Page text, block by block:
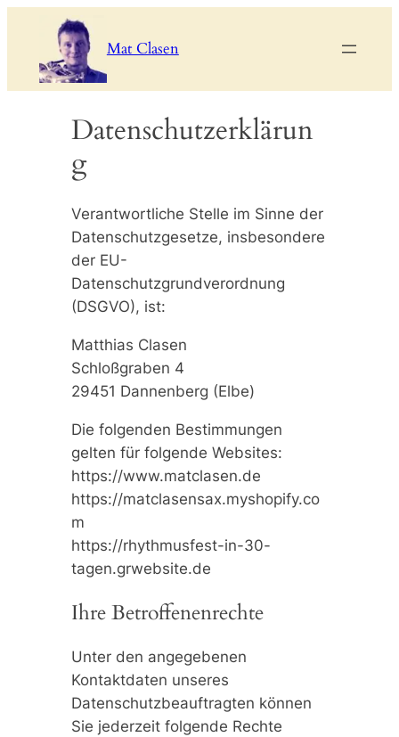
springen
Mat Clasen
Datenschutzerklärun
g
Verantwortliche Stelle im Sinne der
Datenschutzgesetze, insbesondere
der EU-
Datenschutzgrundverordnung
(DSGVO), ist:
Matthias Clasen
Schloßgraben 4
29451 Dannenberg (Elbe)
Die folgenden Bestimmungen
gelten für folgende Websites:
https://www.matclasen.de
https://matclasensax.myshopify.co
m
https://rhythmusfest-in-30-
tagen.grwebsite.de
Ihre Betroffenenrechte
Unter den angegebenen
Kontaktdaten unseres
Datenschutzbeauftragten können
Sie jederzeit folgende Rechte